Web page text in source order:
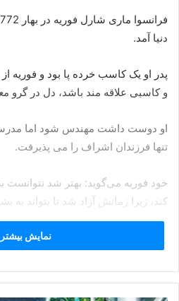
دنیا آمد.
پدر او یک کاسب خرده پا بود و فوریه
و کاسبی علاقه مند باشد، دل در گرو
او دوست داشت مهندس شود اما
تنها فرزندان اشراف را می پذیرفت.
خود فوریه می‌گوید: بهتر شد
کند، زیرا زمانش آزاد شد تا بتواند به
فوریه با نظریه های رادیکال، انقلابی
نمایش